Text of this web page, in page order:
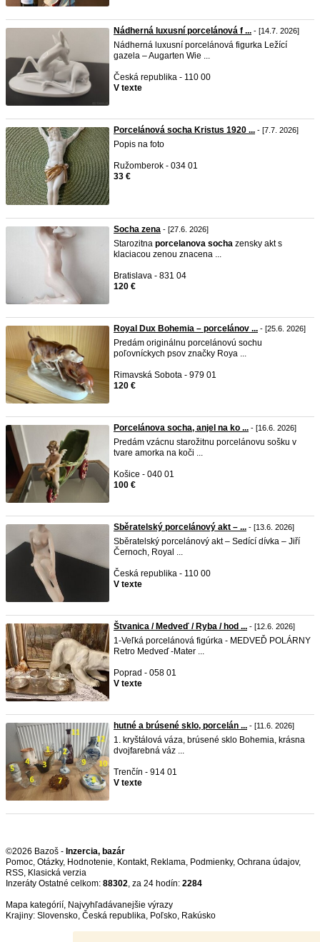
Nádherná luxusní porcelánová f ... - [14.7. 2026]
Nádherná luxusní porcelánová figurka Ležící
gazela – Augarten Wie ...
Česká republika - 110 00
V texte
Porcelánová socha Kristus 1920 ... - [7.7. 2026]
Popis na foto
Ružomberok - 034 01
33 €
Socha zena - [27.6. 2026]
Starozitna porcelanova socha zensky akt s
klaciacou zenou znacena ...
Bratislava - 831 04
120 €
Royal Dux Bohemia – porcelánov ... - [25.6. 2026]
Predám originálnu porcelánovú sochu
poľovníckych psov značky Roya ...
Rimavská Sobota - 979 01
120 €
Porcelánova socha, anjel na ko ... - [16.6. 2026]
Predám vzácnu starožitnu porcelánovu sošku v
tvare amorka na koči ...
Košice - 040 01
100 €
Sběratelský porcelánový akt – ... - [13.6. 2026]
Sběratelský porcelánový akt – Sedící dívka – Jiří
Černoch, Royal ...
Česká republika - 110 00
V texte
Štvanica / Medveď / Ryba / hod ... - [12.6. 2026]
1-Veľká porcelánová figúrka - MEDVEĎ POLÁRNY
Retro Medveď -Mater ...
Poprad - 058 01
V texte
hutné a brúsené sklo, porcelán ... - [11.6. 2026]
1. kryštálová váza, brúsené sklo Bohemia, krásna
dvojfarebná váz ...
Trenčín - 914 01
V texte
©2026 Bazoš - Inzercia, bazár
Pomoc, Otázky, Hodnotenie, Kontakt, Reklama, Podmienky, Ochrana údajov,
RSS,
Inzeráty Ostatné celkom: 88302, za 24 hodín: 2284
Mapa kategórií, Najvyhľadávanejšie výrazy
Krajiny: Slovensko, Česká republika, Poľsko, Rakúsko